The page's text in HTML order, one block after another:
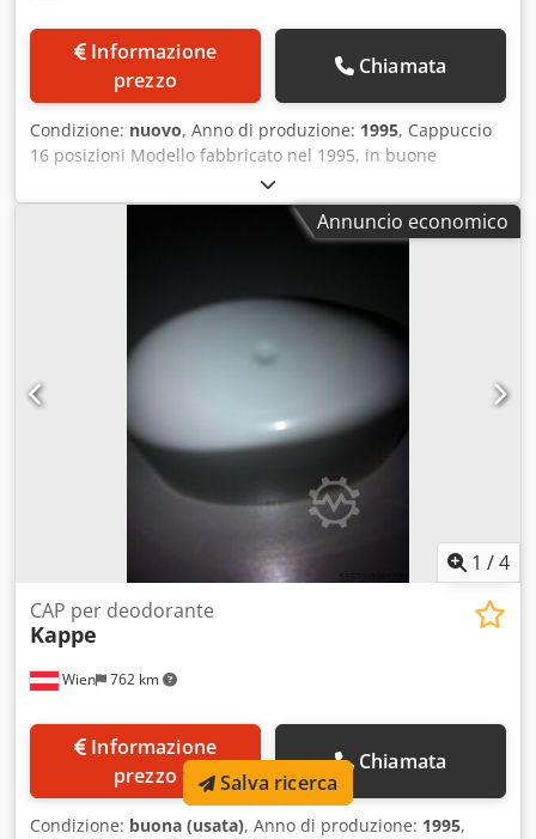
prezzo
Chiamata
Condizione: nuovo, Anno di produzione: 1995, Cappuccio
16 posizioni Modello fabbricato nel 1995, in buone
condizioni generali. Dodpfx Aoc Nw Rfjm Heck
Annuncio economico
1 /4
Wien 762 km
CAP per deodorante
Kappe
prezzo
Chiamata
Condizione: buona (usata), Anno di produzione: 1995,
Salva ricerca